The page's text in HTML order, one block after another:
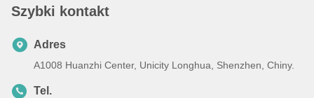
Szybki kontakt
Adres
A1008 Huanzhi Center, Unicity Longhua, Shenzhen, Chiny.
Tel.